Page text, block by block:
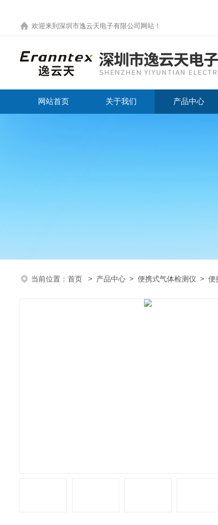
欢迎来到 深圳市逸云天电子有限公司网站 ！
网站首页 关于我们 产品中心
当前位置： 首页 > 产品中心 > 便携式气体检测仪 > 便